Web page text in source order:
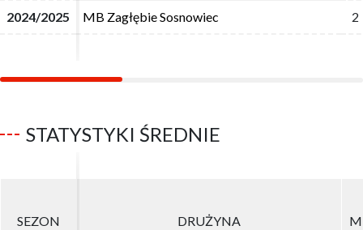
2024/2025 MB Zagłębie Sosnowiec 2
2024/2025 MB Zagłębie Sosnowiec 2
STATYSTYKI ŚREDNIE
SEZON DRUŻYNA M
SEZON DRUŻYNA M